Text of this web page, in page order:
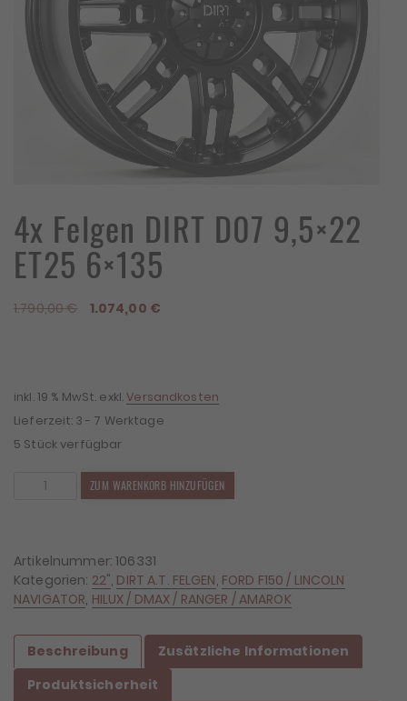
4x Felgen DIRT D07 9,5×22
ET25 6×135
1.790,00€
Ursprünglicher
1.074,00 €Aktueller
inkl. 19 % MwSt. exkl.Versandkosten
Lieferzeit: 3 - 7 Werktage
5 Stück verfügbar
9,5x22
ET25
6x135
Menge
ZUM WARENKORB HINZUFÜGEN
Artikelnummer:106331
Kategorien: 22", DIRT A.T. FELGEN, FORD F150 / LINCOLN
NAVIGATOR, HILUX / DMAX / RANGER / AMAROK
Beschreibung
Zusätzliche Informationen
Produktsicherheit